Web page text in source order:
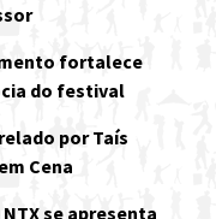
fortalece
do festival
por Taís
Cena
se apresenta